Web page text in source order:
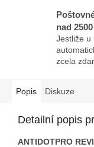
nad
Jestliže u
zcela
Popis Diskuze
Detailní popis
ANTIDOTPRO